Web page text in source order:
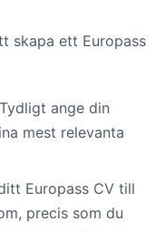
skapa ett Europass
ange din
mest relevanta
Europass CV till
precis som du